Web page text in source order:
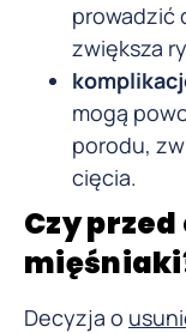
prowadzić
zwiększa
mogą
porodu,
cięcia.
Czy
Decyzja o